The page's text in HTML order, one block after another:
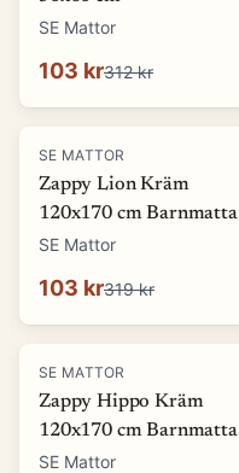
SE Mattor
103 kr312 kr
-68%
SE MATTOR
Zappy Lion Kräm
120x170 cm Barnmatta
SE Mattor
103 kr319 kr
-68%
SE MATTOR
Zappy Hippo Kräm
120x170 cm Barnmatta
SE Mattor